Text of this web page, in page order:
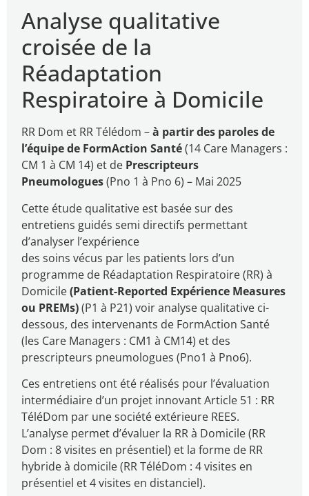
Analyse qualitative
croisée de la
Réadaptation
Respiratoire à Domicile
RR Dom et RR Télédom –à partir des paroles de
l’équipe de FormAction Santé(14 Care Managers :
CM 1 à CM 14) et de Prescripteurs
Pneumologues(Pno 1 à Pno 6) – Mai 2025
Cette étude qualitative est basée sur des
entretiens guidés semi directifs permettant
d’analyser l’expérience
des soins vécus par les patients lors d’un
programme de Réadaptation Respiratoire (RR) à
Domicile(Patient-Reported Expérience Measures
ou PREMs)(P1 à P21) voir analyse qualitative ci-
dessous, des intervenants de FormAction Santé
(les Care Managers : CM1 à CM14) et des
prescripteurs pneumologues (Pno1 à Pno6).
Ces entretiens ont été réalisés pour l’évaluation
intermédiaire d’un projet innovant Article 51 : RR
TéléDom par une société extérieure REES.
L’analyse permet d’évaluer la RR à Domicile (RR
Dom : 8 visites en présentiel) et la forme de RR
hybride à domicile (RR TéléDom : 4 visites en
présentiel et 4 visites en distanciel).